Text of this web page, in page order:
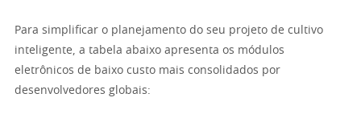
Para simplificar o planejamento do seu projeto de cultivo
inteligente, a tabela abaixo apresenta os módulos
eletrônicos de baixo custo mais consolidados por
desenvolvedores globais: